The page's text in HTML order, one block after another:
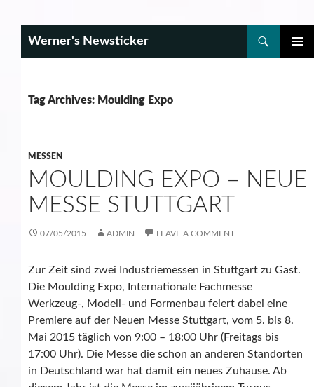
Werner's Newsticker
Tag Archives: Moulding Expo
MESSEN
MOULDING EXPO – NEUE
MESSE STUTTGART
07/05/2015 ADMIN LEAVE A COMMENT
Zur Zeit sind zwei Industriemessen in Stuttgart zu Gast.
Die Moulding Expo, Internationale Fachmesse
Werkzeug-, Modell- und Formenbau feiert dabei eine
Premiere auf der Neuen Messe Stuttgart, vom 5. bis 8.
Mai 2015 täglich von 9:00 – 18:00 Uhr (Freitags bis
17:00 Uhr). Die Messe die schon an anderen Standorten
in Deutschland war hat damit ein neues Zuhause. Ab